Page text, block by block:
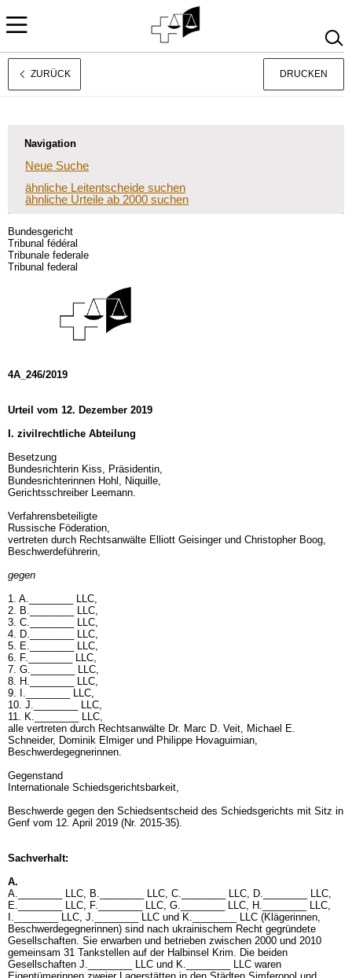
Français
ZURÜCK DRUCKEN
Navigation
Neue Suche
ähnliche Leitentscheide suchen
ähnliche Urteile ab 2000 suchen
Bundesgericht
Tribunal fédéral
Tribunale federale
Tribunal federal
4A_246/2019
Urteil vom 12. Dezember 2019
I. zivilrechtliche Abteilung
Besetzung
Bundesrichterin Kiss, Präsidentin,
Bundesrichterinnen Hohl, Niquille,
Gerichtsschreiber Leemann.
Verfahrensbeteiligte
Russische Föderation,
vertreten durch Rechtsanwälte Elliott Geisinger und Christopher Boog,
Beschwerdeführerin,
gegen
1. A.________ LLC,
2. B.________ LLC,
3. C.________ LLC,
4. D.________ LLC,
5. E.________ LLC,
6. F.________ LLC,
7. G.________ LLC,
8. H.________ LLC,
9. I.________ LLC,
10. J.________ LLC,
11. K.________ LLC,
alle vertreten durch Rechtsanwälte Dr. Marc D. Veit, Michael E.
Schneider, Dominik Elmiger und Philippe Hovaguimian,
Beschwerdegegnerinnen.
Gegenstand
Internationale Schiedsgerichtsbarkeit,
Beschwerde gegen den Schiedsentscheid des Schiedsgerichts mit Sitz in
Genf vom 12. April 2019 (Nr. 2015-35).
Sachverhalt:
A.
A.________ LLC, B.________ LLC, C.________ LLC, D.________ LLC,
E.________ LLC, F.________ LLC, G.________ LLC, H.________ LLC,
I.________ LLC, J.________ LLC und K.________ LLC (Klägerinnen,
Beschwerdegegnerinnen) sind nach ukrainischem Recht gegründete
Gesellschaften. Sie erwarben und betrieben zwischen 2000 und 2010
gemeinsam 31 Tankstellen auf der Halbinsel Krim. Die beiden
Gesellschaften J.________ LLC und K.________ LLC waren